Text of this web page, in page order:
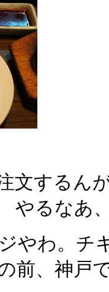
文するん
やるなあ
やわ。チ
前、神戸